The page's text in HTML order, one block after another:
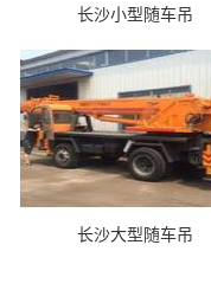
长沙小型随车吊
长沙大型随车吊